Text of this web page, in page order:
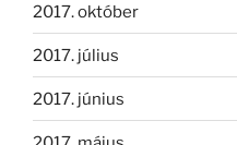
2017. október
2017. július
2017. június